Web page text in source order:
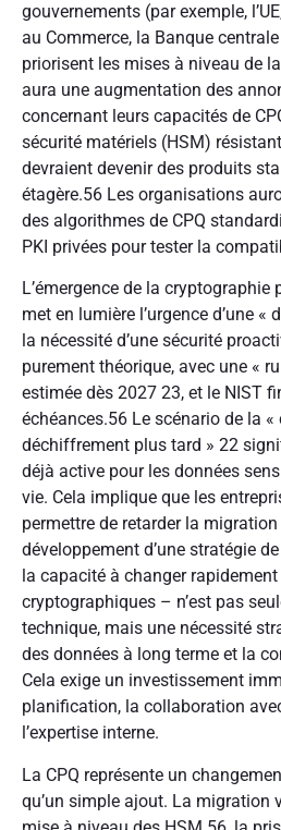
gouvernements (par exemple,
au Commerce, la Banque
priorisent les mises à niveau de la
aura une augmentation des
concernant leurs capacités de
sécurité matériels (HSM)
devraient devenir des produits
étagère.56 Les organisations
des algorithmes de CPQ
PKI privées pour tester la
L’émergence de la cryptographie
met en lumière l’urgence d’une
la nécessité d’une sécurité
purement théorique, avec une «
estimée dès 2027 23, et le NIST
échéances.56 Le scénario de la
déchiffrement plus tard » 22
déjà active pour les données
vie. Cela implique que les
permettre de retarder la migration
développement d’une stratégie
la capacité à changer
cryptographiques – n’est pas
technique, mais une nécessité
des données à long terme et la
Cela exige un investissement
planification, la collaboration
l’expertise interne.
La CPQ représente un
qu’un simple ajout. La migration